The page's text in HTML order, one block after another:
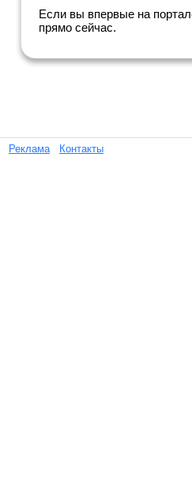
Если вы впервые на
прямо сейчас.
Реклама Контакты